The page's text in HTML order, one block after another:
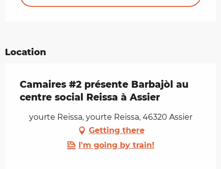
Location
Camaires #2 présente Barbajòl au
centre social Reissa à Assier
yourte Reissa, yourte Reissa, 46320 Assier
Getting there
I'm going by train!